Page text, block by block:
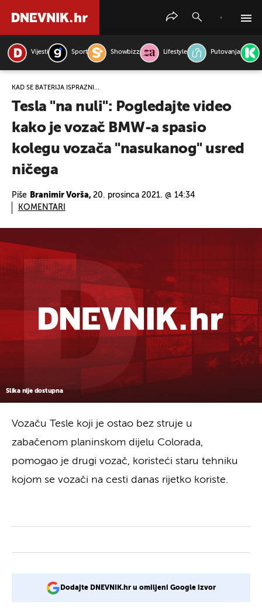
Vijesti Sport Showbizz Lifestyle Putovanja
KAD SE BATERIJA ISPRAZNI...
Tesla "na nuli": Pogledajte video
kako je vozač BMW-a spasio
kolegu vozača "nasukanog" usred
ničega
Piše Branimir Vorša, 20. prosinca 2021. @ 14:34
KOMENTARI
Slika nije dostupna
Vozaču Tesle koji je ostao bez struje u
zabačenom planinskom dijelu Colorada,
pomogao je drugi vozač, koristeći staru tehniku
kojom se vozači na cesti danas rijetko koriste.
Dodajte DNEVNIK.hr u omiljeni Google izvor
PRETRAŽITE VIJESTI